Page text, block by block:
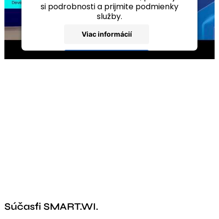
si podrobnosti a prijmite podmienky
služby.
Viac informácií
Prijať
Súčasťi SMART.WI.